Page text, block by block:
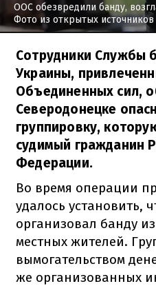
ООС обезвредили банду,
Фото из открытых источников
Сотрудники Службы
Украины,
Объединенных сил,
Северодонецке
группировку,
судимый гражданин
Федерации.
Во время операции
удалось установить,
организовал банду
местных жителей.
вымогательством
же организованных